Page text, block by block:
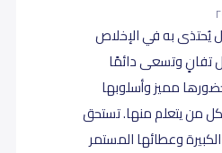
يُحتذى به في الإخلاص
تفانٍ وتسعى دائمًا
مميز وأسلوبها
كل من يتعلم منها. تستحق
وعطائها المستمر